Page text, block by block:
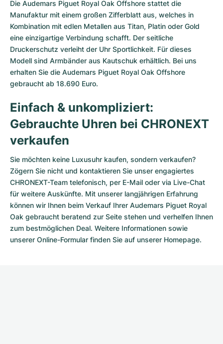
Die Audemars Piguet Royal Oak Offshore stattet die
Manufaktur mit einem großen Zifferblatt aus, welches in
Kombination mit edlen Metallen aus Titan, Platin oder Gold
eine einzigartige Verbindung schafft. Der seitliche
Druckerschutz verleiht der Uhr Sportlichkeit. Für dieses
Modell sind Armbänder aus Kautschuk erhältlich. Bei uns
erhalten Sie die Audemars Piguet Royal Oak Offshore
gebraucht ab 18.690 Euro.
Einfach & unkompliziert:
Gebrauchte Uhren bei CHRONEXT
verkaufen
Sie möchten keine Luxusuhr kaufen, sondern verkaufen?
Zögern Sie nicht und kontaktieren Sie unser engagiertes
CHRONEXT-Team telefonisch, per E-Mail oder via Live-Chat
für weitere Auskünfte. Mit unserer langjährigen Erfahrung
können wir Ihnen beim Verkauf Ihrer Audemars Piguet Royal
Oak gebraucht beratend zur Seite stehen und verhelfen Ihnen
zum bestmöglichen Deal. Weitere Informationen sowie
unserer Online-Formular finden Sie auf unserer Homepage.